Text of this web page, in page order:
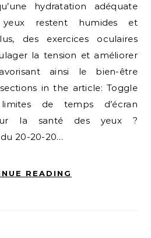
hydratation adéquate
restent humides et
des exercices oculaires
la tension et améliorer
ainsi le bien-être
in the article: Toggle
de temps d’écran
la santé des yeux ?
20-20-20…
READING